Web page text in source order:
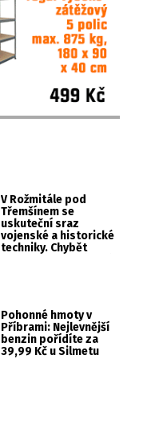
V Rožmitále pod
Třemšínem se
uskuteční sraz
vojenské a historické
techniky. Chybět
Pohonné hmoty v
Příbrami: Nejlevnější
benzin pořídíte za
39,99 Kč u Silmetu